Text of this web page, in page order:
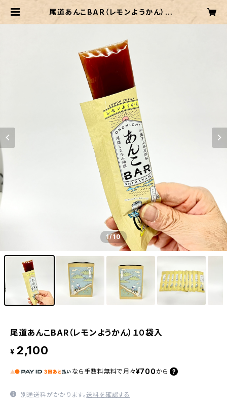
尾道あんこBAR（レモンようかん）１０
袋入 | 尾道市の特産品・名産品・お土
1/10
尾道あんこBAR（レモンようかん）１０袋入
¥ 2,100
なら 手数料無料で 月々¥700 から
別途送料がかかります。送料を確認する